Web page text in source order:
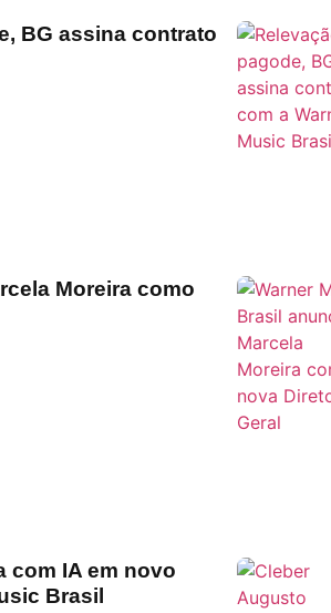
BG assina contrato
Moreira como
com IA em novo
Brasil